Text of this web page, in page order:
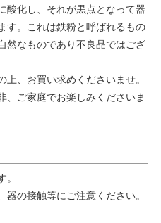
酸化し、それが黒点となって器
す。これは鉄粉と呼ばれるもの
然なものであり不良品ではござ
、お買い求めくださいませ。
、ご家庭でお楽しみくださいま
の接触等にご注意ください。